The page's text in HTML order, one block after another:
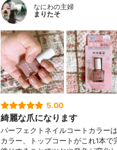
なにわの主婦
まりたそ
5.00
綺麗な爪になります
パーフェクトネイルコートカラー
カラー、トップコートがこれ1本で